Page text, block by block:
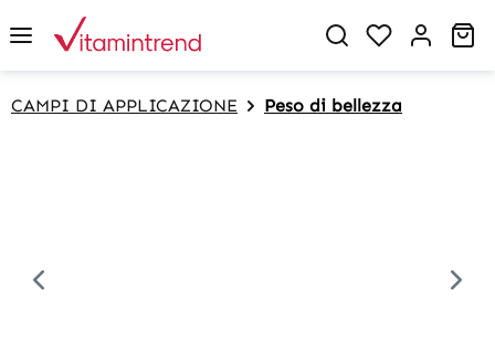
content
CAMPI DI APPLICAZIONE Peso di bellezza